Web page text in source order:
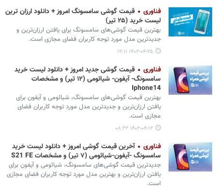
فناوری
قیمت گوشی سامسونگ امروز + دانلود ارزان ترین
لیست خرید (۲۵ تیر)
بهترین قیمت گوشی‌های سامسونگ برای یافتن ارزان‌ترین و
جدیدترین مدل مورد توجه کاربران فضای مجازی است.
۱۴۰۲-۰۴-۲۵ ۱۲:۱۱
فناوری
قیمت گوشی جدید امروز + دانلود لیست خرید
سامسونگ- آیفون- شیائومی (۱۲ تیر) و مشخصات
Iphone14
بهترین قیمت گوشی‌های سامسونگ، شیائومی و آیفون برای
یافتن ارزان‌ترین و جدیدترین مدل مورد توجه کاربران فضای
مجازی است.
۱۴۰۲-۰۴-۱۲ ۰۸:۲۲
فناوری
آخرین قیمت گوشی امروز + دانلود لیست خرید
سامسونگ -آیفون-شیائومی (۷ تیر) و مشخصات S21 FE
جدیدترین قیمت گوشی‌های سامسونگ، شیائومی و آیفون برای
یافتن ارزان‌ترین و بهترین مدل مورد توجه کاربران فضای مجازی
است.